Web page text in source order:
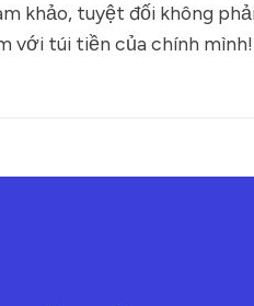
khảo, tuyệt đối không
với túi tiền của chính mình!